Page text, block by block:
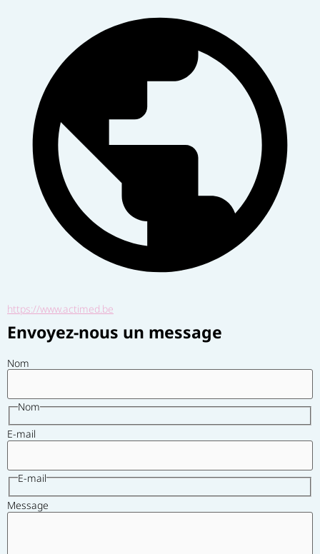
https://www.actimed.be
Envoyez-nous un message
Nom
Nom
E-mail
E-mail
Message